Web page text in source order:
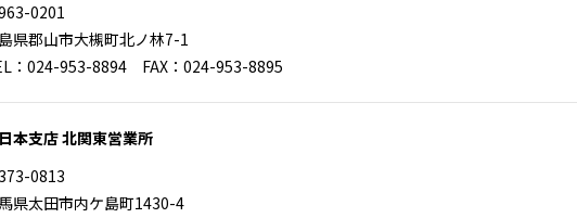
0201
県郡山市大槻町北ノ林7-1
：024-953-8894 FAX：024-953-8895
本支店 北関東営業所
0813
県太田市内ケ島町1430-4